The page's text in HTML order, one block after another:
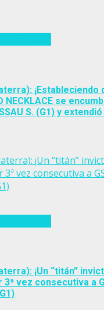
¡Estableciendo
NECKLACE se
S. (G1) y
¡Un “titán”
vez consecutiva a
¡Un “titán”
3ª vez consecutiva a